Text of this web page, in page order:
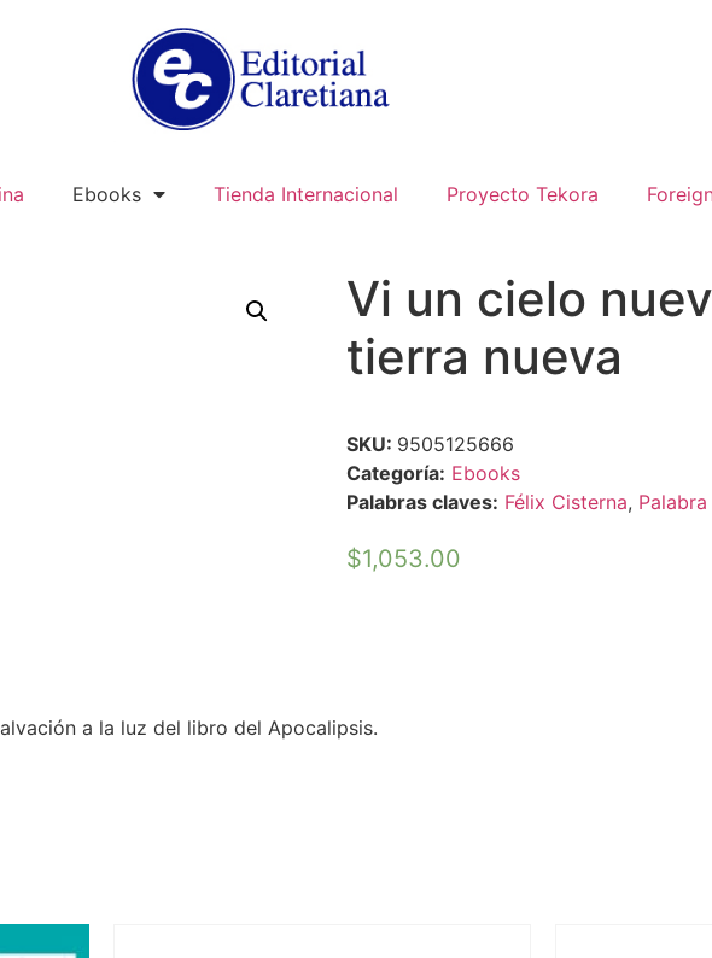
Ebooks Tienda Internacional Proyecto Tekora
Vi un cielo
tierra nueva
SKU: 9505125666
Categoría: Ebooks
Palabras claves: Félix Cisterna,
$1,053.00
a la luz del libro del Apocalipsis.